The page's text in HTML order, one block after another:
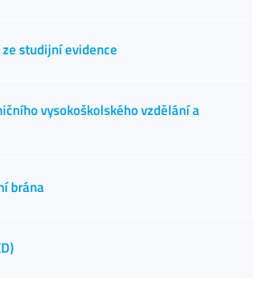
studijní evidence
vysokoškolského vzdělání a
brána